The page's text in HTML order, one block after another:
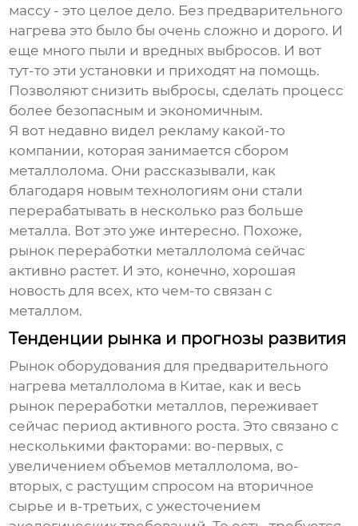
массу - это целое дело. Без предварительного
нагрева это было бы очень сложно и дорого. И
еще много пыли и вредных выбросов. И вот
тут-то эти установки и приходят на помощь.
Позволяют снизить выбросы, сделать процесс
более безопасным и экономичным.
Я вот недавно видел рекламу какой-то
компании, которая занимается сбором
металлолома. Они рассказывали, как
благодаря новым технологиям они стали
перерабатывать в несколько раз больше
металла. Вот это уже интересно. Похоже,
рынок переработки металлолома сейчас
активно растет. И это, конечно, хорошая
новость для всех, кто чем-то связан с
металлом.
Тенденции рынка и прогнозы развития
Рынок оборудования для предварительного
нагрева металлолома в Китае, как и весь
рынок переработки металлов, переживает
сейчас период активного роста. Это связано с
несколькими факторами: во-первых, с
увеличением объемов металлолома, во-
вторых, с растущим спросом на вторичное
сырье и в-третьих, с ужесточением